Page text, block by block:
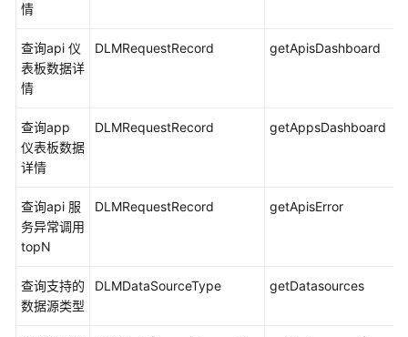
持
云
关
作
中
情
查询api 仪
表板数据详
情
DLMRequestRecord getApisDashboard
查询app
仪表板数据
详情
DLMRequestRecord getAppsDashboard
查询api 服
务异常调用
topN
DLMRequestRecord getApisError
查询支持的
数据源类型
DLMDataSourceType getDatasources